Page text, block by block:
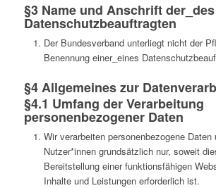
§3 Name und Anschrift der_des
Datenschutzbeauftragten
Der Bundesverband unterliegt nicht der
Benennung einer_eines
§4 Allgemeines zur
§4.1 Umfang der Verarbeitung
personenbezogener Daten
Wir verarbeiten personenbezogene Daten
Nutzer*innen grundsätzlich nur, soweit
Bereitstellung einer funktionsfähigen
Inhalte und Leistungen erforderlich ist.